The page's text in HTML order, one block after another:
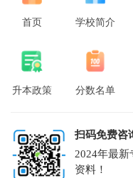
首页 学校简介
升本政策 分数名单
扫码免费咨
2024年最
资料！